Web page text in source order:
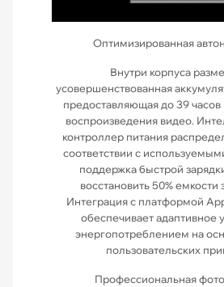
Оптимизированная
Внутри корпуса
усовершенствованная
предоставляющая до 39
воспроизведения видео.
контроллер питания
соответствии с
поддержка быстрой
восстановить 50% емкости
Интеграция с платформой
обеспечивает адаптивное
энергопотреблением на
пользовательских
Профессиональная